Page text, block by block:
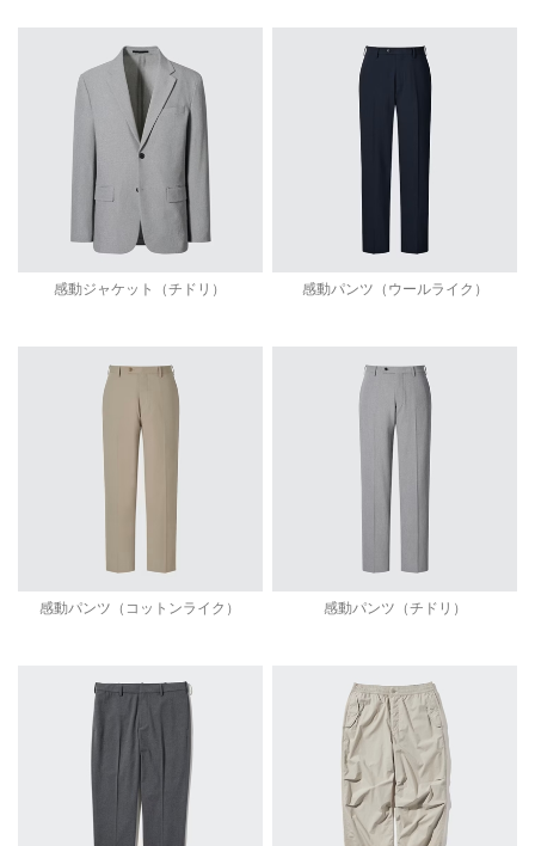
感動ジャケット（チドリ） 感動パンツ（ウールライク）
感動パンツ（コットンライク） 感動パンツ（チドリ）